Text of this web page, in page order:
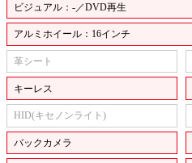
ビジュアル：-／DVD再生
アルミホイール：16インチ
革シート
キーレス
HID(キセノンライト)
バックカメラ